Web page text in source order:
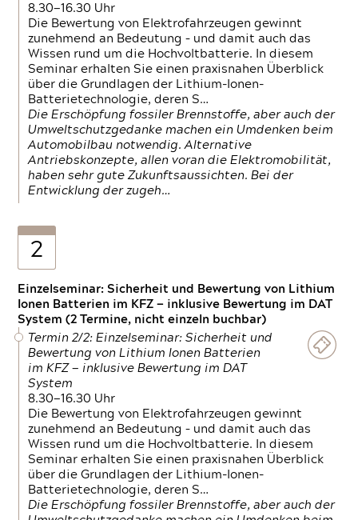
8.30—16.30 Uhr
Die Bewertung von Elektrofahrzeugen gewinnt
zunehmend an Bedeutung – und damit auch das
Wissen rund um die Hochvoltbatterie. In diesem
Seminar erhalten Sie einen praxisnahen Überblick
über die Grundlagen der Lithium-Ionen-
Batterietechnologie, deren S…
Die Erschöpfung fossiler Brennstoffe, aber auch der
Umweltschutzgedanke machen ein Umdenken beim
Automobilbau notwendig. Alternative
Antriebskonzepte, allen voran die Elektromobilität,
haben sehr gute Zukunftsaussichten. Bei der
Entwicklung der zugeh…
2
Einzelseminar: Sicherheit und Bewertung von Lithium
Ionen Batterien im KFZ — inklusive Bewertung im DAT
System (2 Termine, nicht einzeln buchbar)
Termin 2/2: Einzelseminar: Sicherheit und
Bewertung von Lithium Ionen Batterien
im KFZ — inklusive Bewertung im DAT
System
8.30—16.30 Uhr
Die Bewertung von Elektrofahrzeugen gewinnt
zunehmend an Bedeutung – und damit auch das
Wissen rund um die Hochvoltbatterie. In diesem
Seminar erhalten Sie einen praxisnahen Überblick
über die Grundlagen der Lithium-Ionen-
Batterietechnologie, deren S…
Die Erschöpfung fossiler Brennstoffe, aber auch der